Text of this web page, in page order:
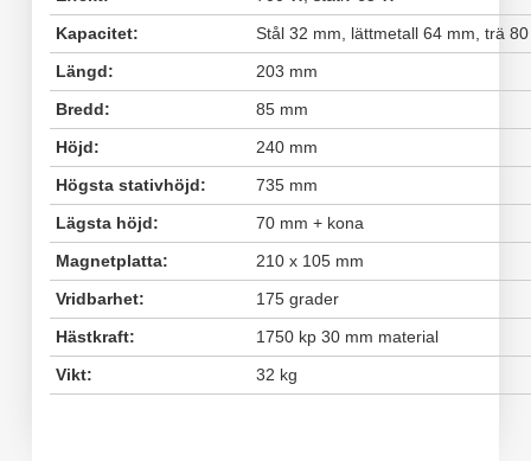
Kapacitet:
Stål 32 mm, lättmetall 64 mm, trä
Längd:
203 mm
Bredd:
85 mm
Höjd:
240 mm
Högsta stativhöjd:
735 mm
Lägsta höjd:
70 mm + kona
Magnetplatta:
210 x 105 mm
Vridbarhet:
175 grader
Hästkraft:
1750 kp 30 mm material
Vikt:
32 kg